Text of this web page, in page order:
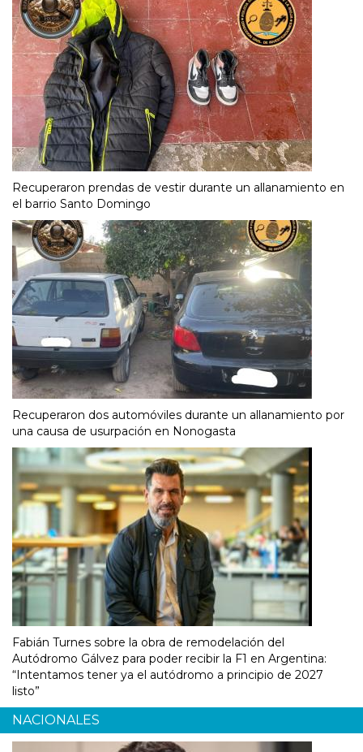
Recuperaron prendas de vestir durante un allanamiento en
el barrio Santo Domingo
Recuperaron dos automóviles durante un allanamiento por
una causa de usurpación en Nonogasta
Fabián Turnes sobre la obra de remodelación del
Autódromo Gálvez para poder recibir la F1 en Argentina:
“Intentamos tener ya el autódromo a principio de 2027
listo”
NACIONALES